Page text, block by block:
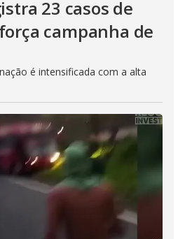
23 casos de
campanha de
é intensificada com a alta